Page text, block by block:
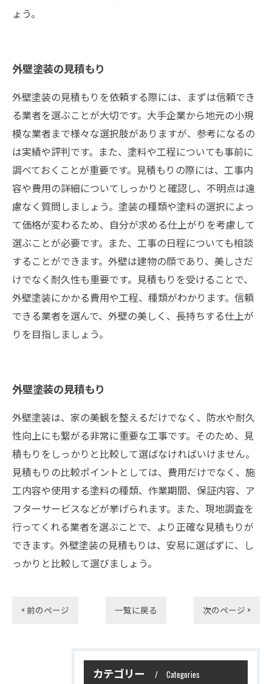
ょう。
外壁塗装の見積もり
外壁塗装の見積もりを依頼する際には、まずは信頼でき
る業者を選ぶことが大切です。大手企業から地元の小規
模な業者まで様々な選択肢がありますが、参考になるの
は実績や評判です。また、塗料や工程についても事前に
調べておくことが重要です。見積もりの際には、工事内
容や費用の詳細についてしっかりと確認し、不明点は遠
慮なく質問しましょう。塗装の種類や塗料の選択によっ
て価格が変わるため、自分が求める仕上がりを考慮して
選ぶことが必要です。また、工事の日程についても相談
することができます。外壁は建物の顔であり、美しさだ
けでなく耐久性も重要です。見積もりを受けることで、
外壁塗装にかかる費用や工程、種類がわかります。信頼
できる業者を選んで、外壁の美しく、長持ちする仕上が
りを目指しましょう。
外壁塗装の見積もり
外壁塗装は、家の美観を整えるだけでなく、防水や耐久
性向上にも繋がる非常に重要な工事です。そのため、見
積もりをしっかりと比較して選ばなければいけません。
見積もりの比較ポイントとしては、費用だけでなく、施
工内容や使用する塗料の種類、作業期間、保証内容、ア
フターサービスなどが挙げられます。また、現地調査を
行ってくれる業者を選ぶことで、より正確な見積もりが
できます。外壁塗装の見積もりは、安易に選ばずに、し
っかりと比較して選びましょう。
< 前のページ 一覧に戻る 次のページ >
カテゴリー Categories